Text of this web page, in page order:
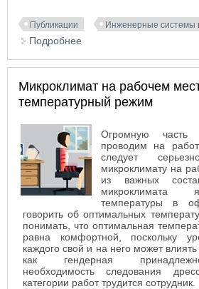
Публикации Инженерные системы
Подробнее
Микроклимат на рабочем
температурный режим
Огромную
проводим на
следует
микроклимату на
из важных
микроклимата
температуры в
говорить об оптимальных
понимать, что оптимальная
равна комфортной, поскольку
каждого свой и на него может
как гендерная
необходимость следования
категории работ трудится сотрудник.